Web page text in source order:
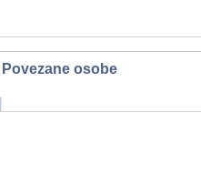
Povezane osobe